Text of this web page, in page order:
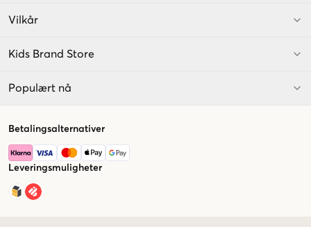
Vilkår
Kids Brand Store
Populært nå
Betalingsalternativer
Leveringsmuligheter